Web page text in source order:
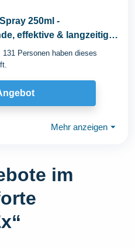
250ml -
effektive & langzeitige
131 Personen haben dieses
Mehr anzeigen ⏷
im